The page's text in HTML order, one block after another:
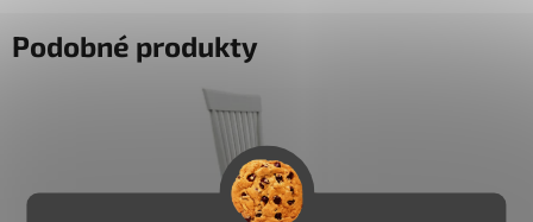
Podobné produkty